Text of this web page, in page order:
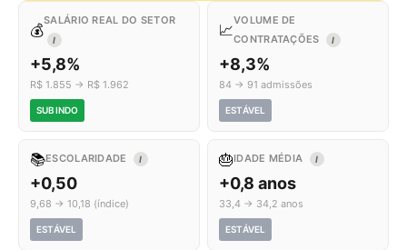
💰
SALÁRIO REAL DO SETOR
I
+5,8%
R$ 1.855 → R$ 1.962
SUBINDO
📈
VOLUME DE
CONTRATAÇÕES
I
+8,3%
84 → 91 admissões
ESTÁVEL
📚ESCOLARIDADE I
+0,50
9,68 → 10,18 (índice)
ESTÁVEL
🎂IDADE MÉDIA I
+0,8 anos
33,4 → 34,2 anos
ESTÁVEL